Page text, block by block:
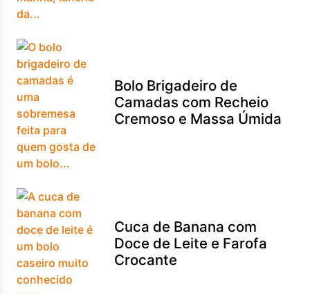
Bolo Brigadeiro de
Camadas com Recheio
Cremoso e Massa Úmida
Cuca de Banana com
Doce de Leite e Farofa
Crocante